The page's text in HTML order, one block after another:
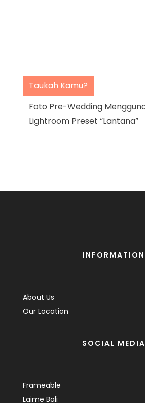
Taukah Kamu?
INFORMATION
About Us
Our Location
SOCIAL MEDIA
Frameable
Laime Bali